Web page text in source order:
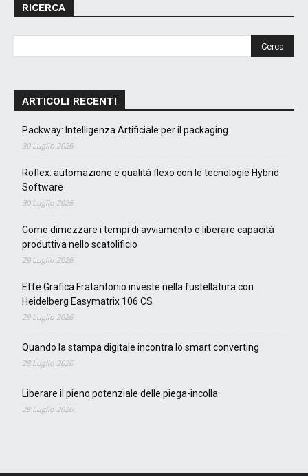
RICERCA
ARTICOLI RECENTI
Packway: Intelligenza Artificiale per il packaging
30 Luglio 2026
Roflex: automazione e qualità flexo con le tecnologie Hybrid
Software
30 Luglio 2026
Come dimezzare i tempi di avviamento e liberare capacità
produttiva nello scatolificio
29 Luglio 2026
Effe Grafica Fratantonio investe nella fustellatura con
Heidelberg Easymatrix 106 CS
29 Luglio 2026
Quando la stampa digitale incontra lo smart converting
28 Luglio 2026
Liberare il pieno potenziale delle piega-incolla
28 Luglio 2026